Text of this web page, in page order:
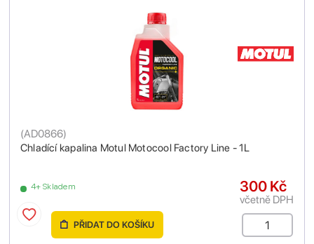
Chladící kapalina Motul Motocool Factory Line - 1L
(AD0866)
4+ Skladem 300 Kč
včetně DPH
PŘIDAT DO KOŠÍKU